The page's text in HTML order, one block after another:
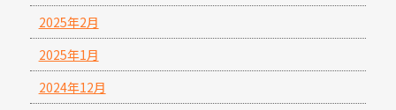
2025年2月
2025年1月
2024年12月